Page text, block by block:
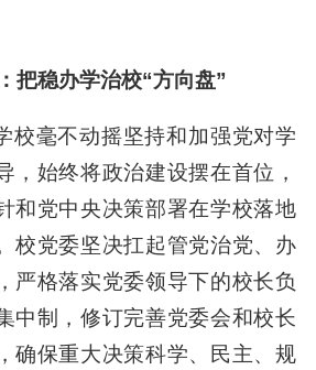
把稳办学治校“方向盘”
校毫不动摇坚持和加强党对学
，始终将政治建设摆在首位，
和党中央决策部署在学校落地
校党委坚决扛起管党治党、办
严格落实党委领导下的校长负
中制，修订完善党委会和校长
确保重大决策科学、民主、规